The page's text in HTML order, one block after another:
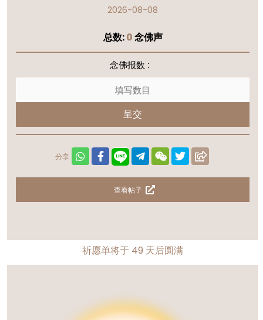
2026-08-08
总数:0念佛声
分享
查看帖子
念佛报数 :
呈交
祈愿单将于 49 天后圆满